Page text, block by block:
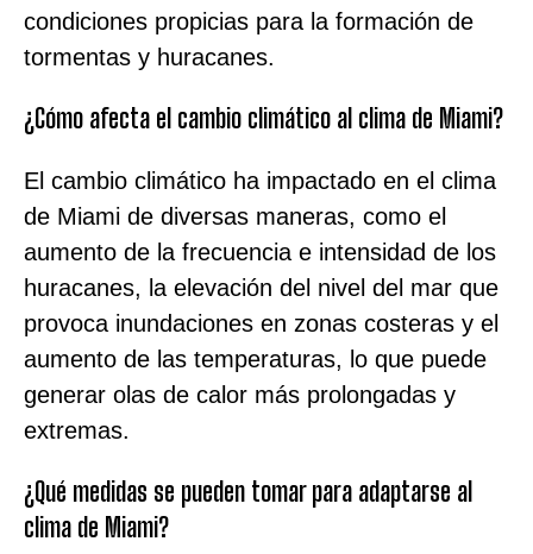
condiciones propicias para la formación de
tormentas y huracanes.
¿Cómo afecta el cambio climático al clima de Miami?
El cambio climático ha impactado en el clima
de Miami de diversas maneras, como el
aumento de la frecuencia e intensidad de los
huracanes, la elevación del nivel del mar que
provoca inundaciones en zonas costeras y el
aumento de las temperaturas, lo que puede
generar olas de calor más prolongadas y
extremas.
¿Qué medidas se pueden tomar para adaptarse al
clima de Miami?